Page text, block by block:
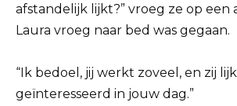
afstandelijk lijkt?” vroeg ze op een
Laura vroeg naar bed was gegaan.
“Ik bedoel, jij werkt zoveel, en zij
geïnteresseerd in jouw dag.”